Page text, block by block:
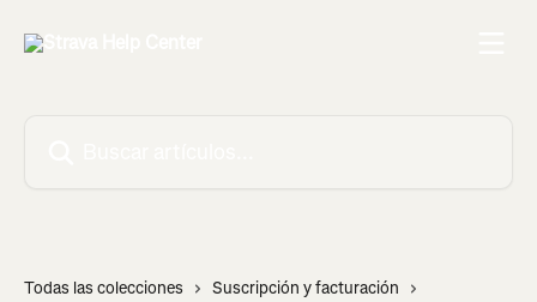
Todas las colecciones
Suscripción y facturación